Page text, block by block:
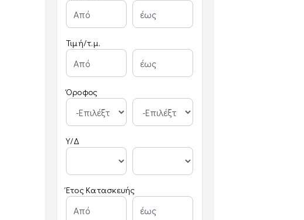
Τιμή/τ.μ.
Όροφος
Υ/Δ
Έτος Κατασκευής